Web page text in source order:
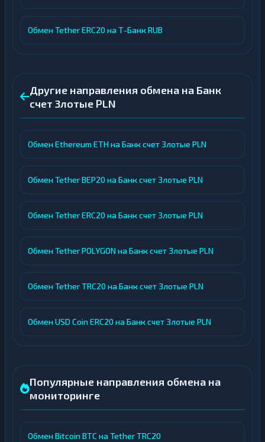
Обмен Tether ERC20 на Т-Банк RUB
Другие направления обмена на Банк
счет Злотые PLN
Обмен Ethereum ETH на Банк счет Злотые PLN
Обмен Tether BEP20 на Банк счет Злотые PLN
Обмен Tether ERC20 на Банк счет Злотые PLN
Обмен Tether POLYGON на Банк счет Злотые PLN
Обмен Tether TRC20 на Банк счет Злотые PLN
Обмен USD Coin ERC20 на Банк счет Злотые PLN
Популярные направления обмена на
мониторинге
Обмен Bitcoin BTC на Tether TRC20